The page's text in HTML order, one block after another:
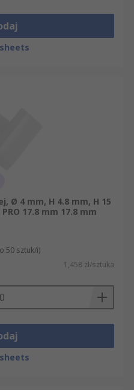
Ø 4 mm, H 4.8 mm, H 15
17.8 mm 17.8 mm
50 sztuk/i)
1,458 zł/sztuka